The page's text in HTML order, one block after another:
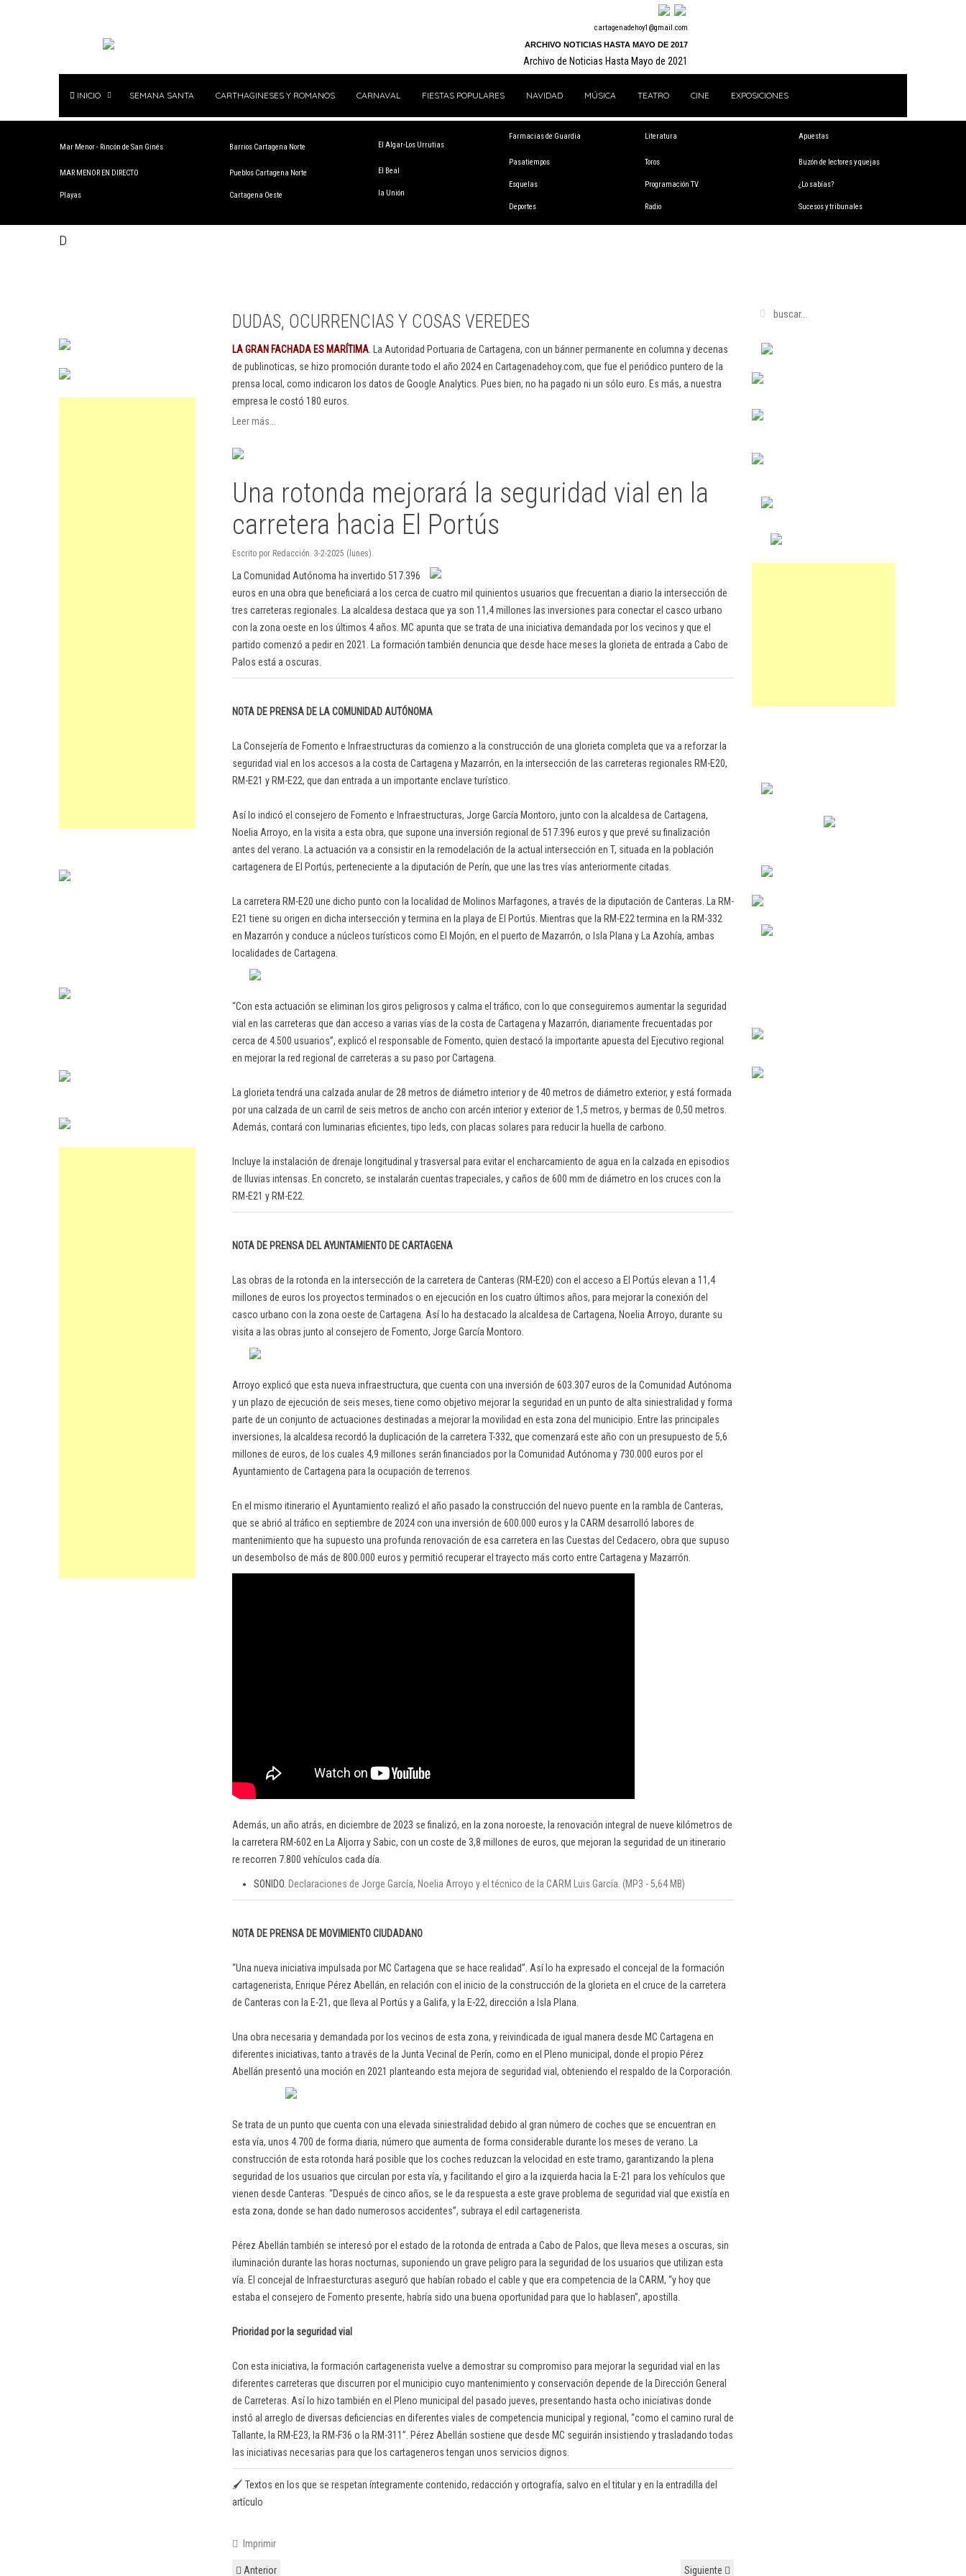
cartagenadehoy1@gmail.com
ARCHIVO NOTICIAS HASTA MAYO DE 2017
Archivo de Noticias Hasta Mayo de 2021
INICIO SEMANA SANTA CARTHAGINESES Y ROMANOS CARNAVAL FIESTAS POPULARES NAVIDAD MÚSICA TEATRO CINE EXPOSICIONES
Mar Menor - Rincón de San Ginés
MAR MENOR EN DIRECTO
Playas
Barrios Cartagena Norte
Pueblos Cartagena Norte
Cartagena Oeste
El Algar-Los Urrutias
El Beal
la Unión
Farmacias de Guardia
Pasatiempos
Esquelas
Deportes
Literatura
Toros
Programación TV
Radio
Apuestas
Buzón de lectores y quejas
¿Lo sabías?
Sucesos y tribunales
D
DUDAS, OCURRENCIAS Y COSAS VEREDES
LA GRAN FACHADA ES MARÍTIMA . La Autoridad Portuaria de Cartagena, con un bánner permanente en columna y decenas
de publinoticas, se hizo promoción durante todo el año 2024 en Cartagenadehoy.com, que fue el periódico puntero de la
prensa local, como indicaron los datos de Google Analytics. Pues bien, no ha pagado ni un sólo euro. Es más, a nuestra
empresa le costó 180 euros.
Leer más...
Una rotonda mejorará la seguridad vial en la
carretera hacia El Portús
Escrito por Redacción. 3-2-2025 (lunes).
La Comunidad Autónoma ha invertido 517.396
euros en una obra que beneficiará a los cerca de cuatro mil quinientos usuarios que frecuentan a diario la intersección de
tres carreteras regionales. La alcaldesa destaca que ya son 11,4 millones las inversiones para conectar el casco urbano
con la zona oeste en los últimos 4 años. MC apunta que se trata de una iniciativa demandada por los vecinos y que el
partido comenzó a pedir en 2021. La formación también denuncia que desde hace meses la glorieta de entrada a Cabo de
Palos está a oscuras.
NOTA DE PRENSA DE LA COMUNIDAD AUTÓNOMA
La Consejería de Fomento e Infraestructuras da comienzo a la construcción de una glorieta completa que va a reforzar la
seguridad vial en los accesos a la costa de Cartagena y Mazarrón, en la intersección de las carreteras regionales RM-E20,
RM-E21 y RM-E22, que dan entrada a un importante enclave turístico.
Así lo indicó el consejero de Fomento e Infraestructuras, Jorge García Montoro, junto con la alcaldesa de Cartagena,
Noelia Arroyo, en la visita a esta obra, que supone una inversión regional de 517.396 euros y que prevé su finalización
antes del verano. La actuación va a consistir en la remodelación de la actual intersección en T, situada en la población
cartagenera de El Portús, perteneciente a la diputación de Perín, que une las tres vías anteriormente citadas.
La carretera RM-E20 une dicho punto con la localidad de Molinos Marfagones, a través de la diputación de Canteras. La RM-
E21 tiene su origen en dicha intersección y termina en la playa de El Portús. Mientras que la RM-E22 termina en la RM-332
en Mazarrón y conduce a núcleos turísticos como El Mojón, en el puerto de Mazarrón, o Isla Plana y La Azohía, ambas
localidades de Cartagena.
“Con esta actuación se eliminan los giros peligrosos y calma el tráfico, con lo que conseguiremos aumentar la seguridad
vial en las carreteras que dan acceso a varias vías de la costa de Cartagena y Mazarrón, diariamente frecuentadas por
cerca de 4.500 usuarios”, explicó el responsable de Fomento, quien destacó la importante apuesta del Ejecutivo regional
en mejorar la red regional de carreteras a su paso por Cartagena.
La glorieta tendrá una calzada anular de 28 metros de diámetro interior y de 40 metros de diámetro exterior, y está formada
por una calzada de un carril de seis metros de ancho con arcén interior y exterior de 1,5 metros, y bermas de 0,50 metros.
Además, contará con luminarias eficientes, tipo leds, con placas solares para reducir la huella de carbono.
Incluye la instalación de drenaje longitudinal y trasversal para evitar el encharcamiento de agua en la calzada en episodios
de lluvias intensas. En concreto, se instalarán cuentas trapeciales, y caños de 600 mm de diámetro en los cruces con la
RM-E21 y RM-E22.
NOTA DE PRENSA DEL AYUNTAMIENTO DE CARTAGENA
Las obras de la rotonda en la intersección de la carretera de Canteras (RM-E20) con el acceso a El Portús elevan a 11,4
millones de euros los proyectos terminados o en ejecución en los cuatro últimos años, para mejorar la conexión del
casco urbano con la zona oeste de Cartagena. Así lo ha destacado la alcaldesa de Cartagena, Noelia Arroyo, durante su
visita a las obras junto al consejero de Fomento, Jorge García Montoro.
Arroyo explicó que esta nueva infraestructura, que cuenta con una inversión de 603.307 euros de la Comunidad Autónoma
y un plazo de ejecución de seis meses, tiene como objetivo mejorar la seguridad en un punto de alta siniestralidad y forma
parte de un conjunto de actuaciones destinadas a mejorar la movilidad en esta zona del municipio. Entre las principales
inversiones, la alcaldesa recordó la duplicación de la carretera T-332, que comenzará este año con un presupuesto de 5,6
millones de euros, de los cuales 4,9 millones serán financiados por la Comunidad Autónoma y 730.000 euros por el
Ayuntamiento de Cartagena para la ocupación de terrenos.
En el mismo itinerario el Ayuntamiento realizó el año pasado la construcción del nuevo puente en la rambla de Canteras,
que se abrió al tráfico en septiembre de 2024 con una inversión de 600.000 euros y la CARM desarrolló labores de
mantenimiento que ha supuesto una profunda renovación de esa carretera en las Cuestas del Cedacero, obra que supuso
un desembolso de más de 800.000 euros y permitió recuperar el trayecto más corto entre Cartagena y Mazarrón.
Además, un año atrás, en diciembre de 2023 se finalizó, en la zona noroeste, la renovación integral de nueve kilómetros de
la carretera RM-602 en La Aljorra y Sabic, con un coste de 3,8 millones de euros, que mejoran la seguridad de un itinerario
re recorren 7.800 vehículos cada día.
SONIDO. Declaraciones de Jorge García, Noelia Arroyo y el técnico de la CARM Luis García. (MP3 - 5,64 MB)
NOTA DE PRENSA DE MOVIMIENTO CIUDADANO
“Una nueva iniciativa impulsada por MC Cartagena que se hace realidad”. Así lo ha expresado el concejal de la formación
cartagenerista, Enrique Pérez Abellán, en relación con el inicio de la construcción de la glorieta en el cruce de la carretera
de Canteras con la E-21, que lleva al Portús y a Galifa, y la E-22, dirección a Isla Plana.
Una obra necesaria y demandada por los vecinos de esta zona, y reivindicada de igual manera desde MC Cartagena en
diferentes iniciativas, tanto a través de la Junta Vecinal de Perín, como en el Pleno municipal, donde el propio Pérez
Abellán presentó una moción en 2021 planteando esta mejora de seguridad vial, obteniendo el respaldo de la Corporación.
Se trata de un punto que cuenta con una elevada siniestralidad debido al gran número de coches que se encuentran en
esta vía, unos 4.700 de forma diaria, número que aumenta de forma considerable durante los meses de verano. La
construcción de esta rotonda hará posible que los coches reduzcan la velocidad en este tramo, garantizando la plena
seguridad de los usuarios que circulan por esta vía, y facilitando el giro a la izquierda hacia la E-21 para los vehículos que
vienen desde Canteras. “Después de cinco años, se le da respuesta a este grave problema de seguridad vial que existía en
esta zona, donde se han dado numerosos accidentes”, subraya el edil cartagenerista.
Pérez Abellán también se interesó por el estado de la rotonda de entrada a Cabo de Palos, que lleva meses a oscuras, sin
iluminación durante las horas nocturnas, suponiendo un grave peligro para la seguridad de los usuarios que utilizan esta
vía. El concejal de Infraesturcturas aseguró que habían robado el cable y que era competencia de la CARM, “y hoy que
estaba el consejero de Fomento presente, habría sido una buena oportunidad para que lo hablasen”, apostilla.
Prioridad por la seguridad vial
Con esta iniciativa, la formación cartagenerista vuelve a demostrar su compromiso para mejorar la seguridad vial en las
diferentes carreteras que discurren por el municipio cuyo mantenimiento y conservación depende de la Dirección General
de Carreteras. Así lo hizo también en el Pleno municipal del pasado jueves, presentando hasta ocho iniciativas donde
instó al arreglo de diversas deficiencias en diferentes viales de competencia municipal y regional, “como el camino rural de
Tallante, la RM-E23, la RM-F36 o la RM-311”. Pérez Abellán sostiene que desde MC seguirán insistiendo y trasladando todas
las iniciativas necesarias para que los cartageneros tengan unos servicios dignos.
🖌️ Textos en los que se respetan íntegramente contenido, redacción y ortografía, salvo en el titular y en la entradilla del
artículo
Imprimir
Anterior Siguiente